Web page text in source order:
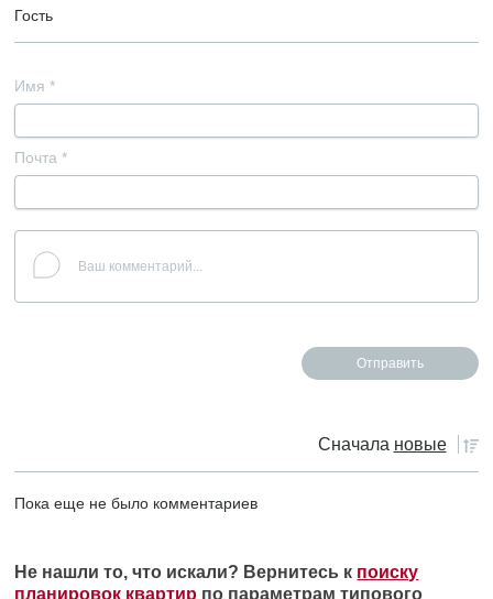
Гость
Имя *
Почта *
Сначала новые
Пока еще не было комментариев
Не нашли то, что искали? Вернитесь к поиску
планировок квартир по параметрам типового